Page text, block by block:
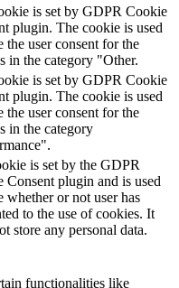
is set by GDPR Cookie
plugin. The cookie is used
the user consent for the
in the category "Other.
is set by GDPR Cookie
plugin. The cookie is used
the user consent for the
in the category
is set by the GDPR
Consent plugin and is used
whether or not user has
to the use of cookies. It
store any personal data.
functionalities like